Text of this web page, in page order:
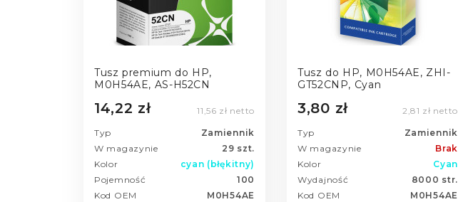
Tusz premium do HP,
M0H54AE, AS-H52CN
14,22 zł 11,56 zł netto
Typ
Zamiennik
W magazynie
29 szt.
Kolor
cyan (błękitny)
Pojemność
100
Kod OEM
M0H54AE
Tusz do HP, M0H54AE, ZHI-
GT52CNP, Cyan
3,80 zł 2,81 zł netto
Typ
Zamiennik
W magazynie
Brak
Kolor
Cyan
Wydajność
8000 str.
Kod OEM
M0H54AE